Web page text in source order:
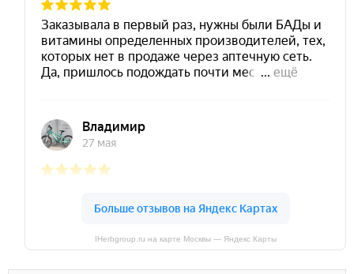
IHerbgroup.ru на карте Москвы — Яндекс Карты